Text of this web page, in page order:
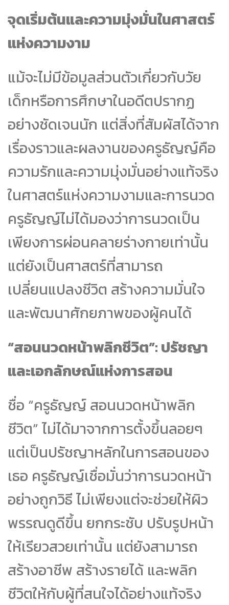
จุดเริ่มต้นและความมุ่งมั่นในศาสตร์
แห่งความงาม
แม้จะไม่มีข้อมูลส่วนตัวเกี่ยวกับวัย
เด็กหรือการศึกษาในอดีตปรากฏ
อย่างชัดเจนนัก แต่สิ่งที่สัมผัสได้จาก
เรื่องราวและผลงานของครูธัญญ์คือ
ความรักและความมุ่งมั่นอย่างแท้จริง
ในศาสตร์แห่งความงามและการนวด
ครูธัญญ์ไม่ได้มองว่าการนวดเป็น
เพียงการผ่อนคลายร่างกายเท่านั้น
แต่ยังเป็นศาสตร์ที่สามารถ
เปลี่ยนแปลงชีวิต สร้างความมั่นใจ
และพัฒนาศักยภาพของผู้คนได้
“สอนนวดหน้าพลิกชีวิต”: ปรัชญา
และเอกลักษณ์แห่งการสอน
ชื่อ “ครูธัญญ์ สอนนวดหน้าพลิก
ชีวิต” ไม่ได้มาจากการตั้งขึ้นลอยๆ
แต่เป็นปรัชญาหลักในการสอนของ
เธอ ครูธัญญ์เชื่อมั่นว่าการนวดหน้า
อย่างถูกวิธี ไม่เพียงแต่จะช่วยให้ผิว
พรรณดูดีขึ้น ยกกระชับ ปรับรูปหน้า
ให้เรียวสวยเท่านั้น แต่ยังสามารถ
สร้างอาชีพ สร้างรายได้ และพลิก
ชีวิตให้กับผู้ที่สนใจได้อย่างแท้จริง